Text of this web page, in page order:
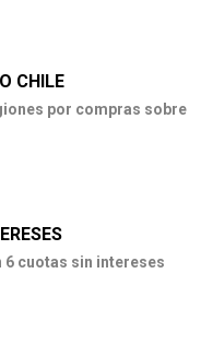
CHILE
por compras sobre
6 cuotas sin intereses